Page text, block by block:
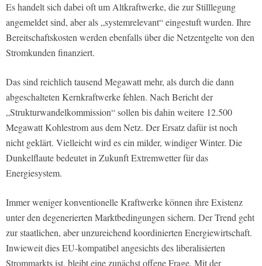
Es handelt sich dabei oft um Altkraftwerke, die zur Stilllegung
angemeldet sind, aber als „systemrelevant“ eingestuft wurden. Ihre
Bereitschaftskosten werden ebenfalls über die Netzentgelte von den
Stromkunden finanziert.
Das sind reichlich tausend Megawatt mehr, als durch die dann
abgeschalteten Kernkraftwerke fehlen. Nach Bericht der
„Strukturwandelkommission“ sollen bis dahin weitere 12.500
Megawatt Kohlestrom aus dem Netz. Der Ersatz dafür ist noch
nicht geklärt. Vielleicht wird es ein milder, windiger Winter. Die
Dunkelflaute bedeutet in Zukunft Extremwetter für das
Energiesystem.
Immer weniger konventionelle Kraftwerke können ihre Existenz
unter den degenerierten Marktbedingungen sichern. Der Trend geht
zur staatlichen, aber unzureichend koordinierten Energiewirtschaft.
Inwieweit dies EU-kompatibel angesichts des liberalisierten
Strommarkts ist, bleibt eine zunächst offene Frage. Mit der